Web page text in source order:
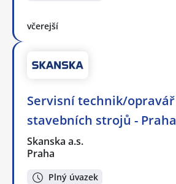
včerejší
Servisní technik/opravář
stavebních strojů - Praha
Skanska a.s.
Praha
Plný úvazek